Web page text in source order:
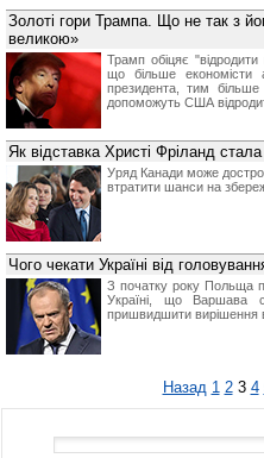
Золоті гори Трампа. Що не так з
великою»
Трамп обіцяє
що більше економісти
президента, тим
допоможуть США
Як відставка Христі Фріланд
Уряд Канади може
втратити шанси на
Чого чекати Україні від
З початку року Польща
Україні, що Варшава
пришвидшити вирішення
Назад 1 2 3 4